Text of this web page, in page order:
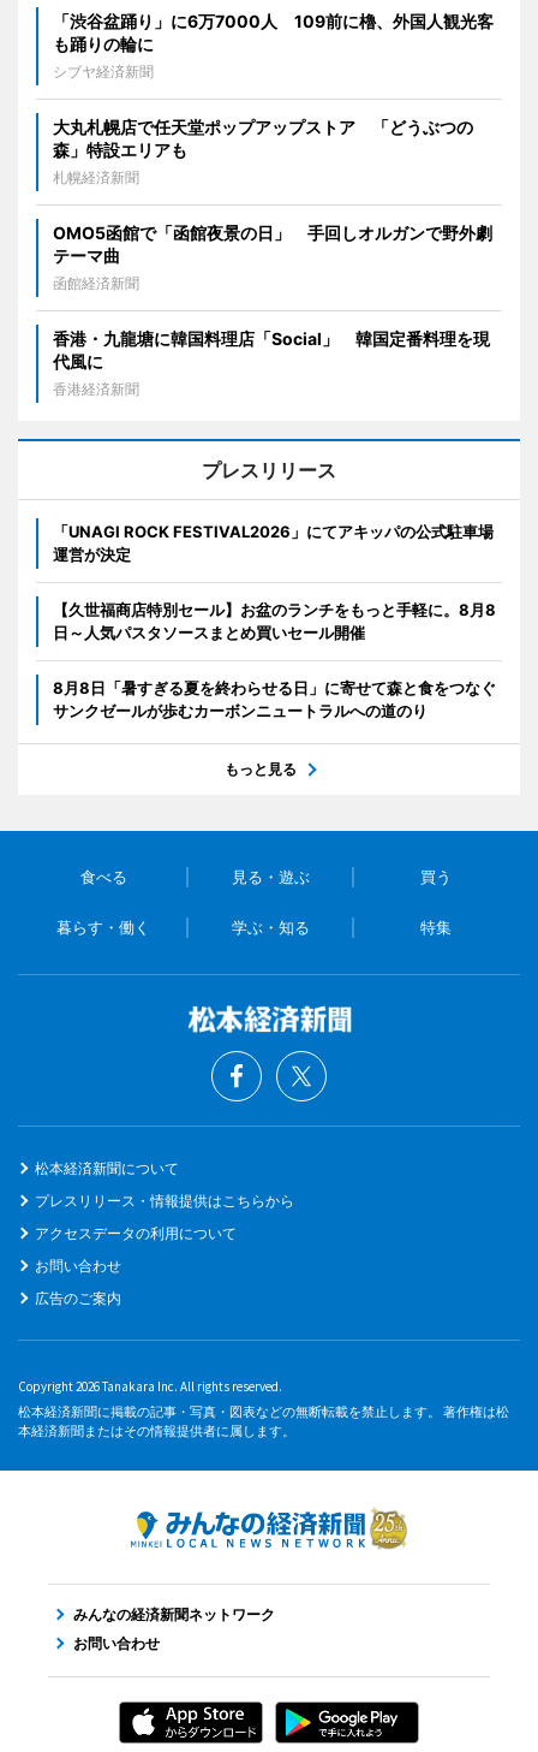
「渋谷盆踊り」に6万7000人 109前に櫓、外国人観光客
も踊りの輪に
シブヤ経済新聞
大丸札幌店で任天堂ポップアップストア 「どうぶつの
森」特設エリアも
札幌経済新聞
OMO5函館で「函館夜景の日」 手回しオルガンで野外劇
テーマ曲
函館経済新聞
香港・九龍塘に韓国料理店「Social」 韓国定番料理を現
代風に
香港経済新聞
プレスリリース
「UNAGI ROCK FESTIVAL2026」にてアキッパの公式駐車場
運営が決定
【久世福商店特別セール】お盆のランチをもっと手軽に。8月8
日～人気パスタソースまとめ買いセール開催
8月8日「暑すぎる夏を終わらせる日」に寄せて森と食をつなぐ
サンクゼールが歩むカーボンニュートラルへの道のり
もっと見る
食べる 見る・遊ぶ 買う
暮らす・働く 学ぶ・知る 特集
松本経済新聞について
プレスリリース・情報提供はこちらから
アクセスデータの利用について
お問い合わせ
広告のご案内
Copyright 2026 Tanakara Inc. All rights reserved.
松本経済新聞に掲載の記事・写真・図表などの無断転載を禁止します。 著作権は松
本経済新聞またはその情報提供者に属します。
みんなの経済新聞ネットワーク
お問い合わせ